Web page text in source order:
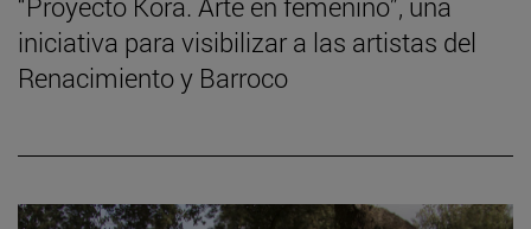
iniciativa para visibilizar a las artistas del
Renacimiento y Barroco